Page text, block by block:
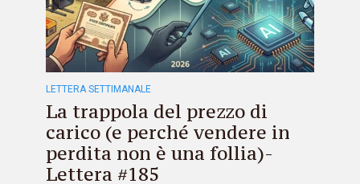
LETTERA SETTIMANALE
La trappola del prezzo di
carico (e perché vendere in
perdita non è una follia)-
Lettera #185